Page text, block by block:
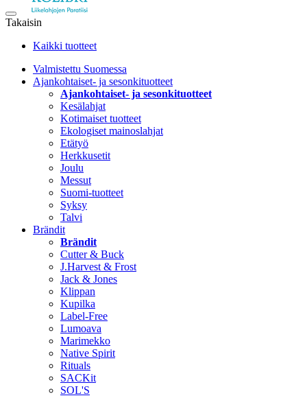
Takaisin
Kaikki tuotteet
Valmistettu Suomessa
Ajankohtaiset- ja sesonkituotteet
Ajankohtaiset- ja sesonkituotteet
Kesälahjat
Kotimaiset tuotteet
Ekologiset mainoslahjat
Etätyö
Herkkusetit
Joulu
Messut
Suomi-tuotteet
Syksy
Talvi
Brändit
Brändit
Cutter & Buck
J.Harvest & Frost
Jack & Jones
Klippan
Kupilka
Label-Free
Lumoava
Marimekko
Native Spirit
Rituals
SACKit
SOL'S